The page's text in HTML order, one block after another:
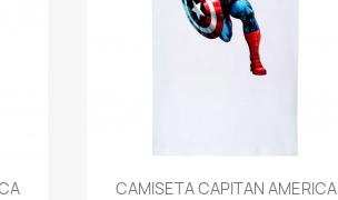
Vista rápida
CAMISETA CAPITAN AMERICA